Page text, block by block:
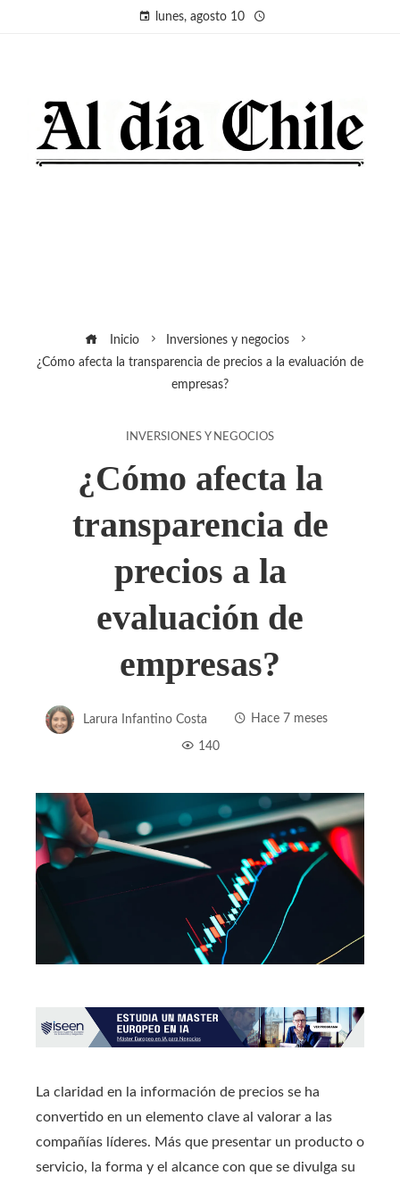
lunes, agosto 10
Inicio
Inversiones y negocios
¿Cómo afecta la transparencia de precios a la evaluación de
empresas?
INVERSIONES Y NEGOCIOS
¿Cómo afecta la
transparencia de
precios a la
evaluación de
empresas?
Larura Infantino Costa Hace 7 meses
140
La claridad en la información de precios se ha
convertido en un elemento clave al valorar a las
compañías líderes. Más que presentar un producto o
servicio, la forma y el alcance con que se divulga su